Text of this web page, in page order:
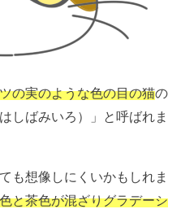
の実のような色の目の猫の
しばみいろ）」と呼ばれま
も想像しにくいかもしれま
と茶色が混ざりグラデーシ